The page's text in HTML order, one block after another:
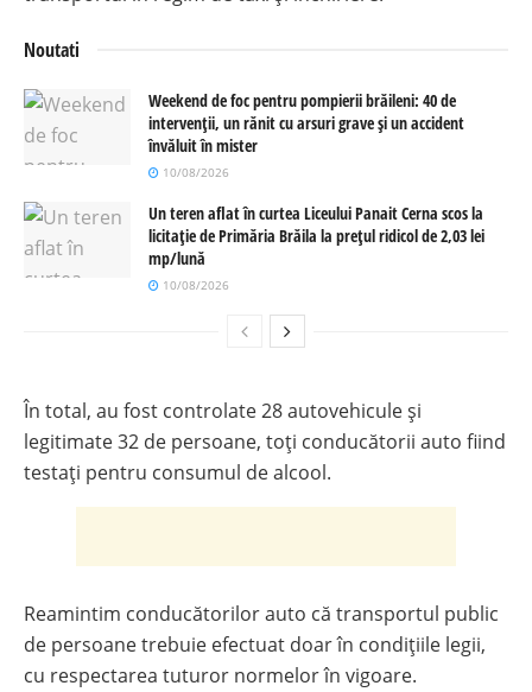
Noutati
Weekend de foc pentru pompierii brăileni: 40 de
intervenții, un rănit cu arsuri grave și un accident
învăluit în mister
10/08/2026
Un teren aflat în curtea Liceului Panait Cerna scos la
licitație de Primăria Brăila la prețul ridicol de 2,03 lei
mp/lună
10/08/2026
În total, au fost controlate 28 autovehicule și
legitimate 32 de persoane, toți conducătorii auto fiind
testați pentru consumul de alcool.
Reamintim conducătorilor auto că transportul public
de persoane trebuie efectuat doar în condițiile legii,
cu respectarea tuturor normelor în vigoare.